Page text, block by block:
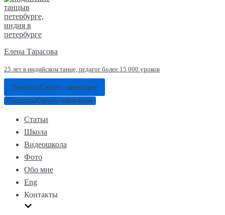
Елена Тарасова
25 лет в индийском танце, педагог более 15 000 уроков
Показать/Скрыть навигацию
Показать/Скрыть навигацию
Статьи
Школа
Видеошкола
Фото
Обо мне
Eng
Контакты